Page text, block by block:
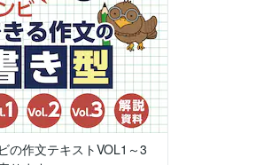
の作文テキストVOL1～3